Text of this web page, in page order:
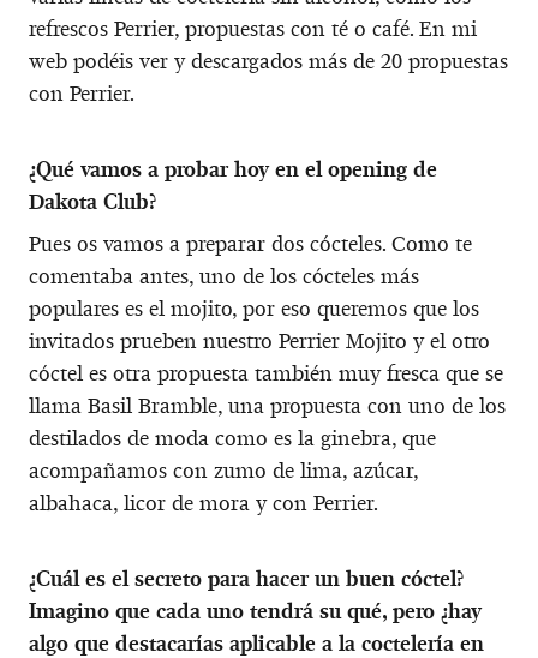
refrescos Perrier, propuestas con té o café. En mi
web podéis ver y descargados más de 20 propuestas
con Perrier.
¿Qué vamos a probar hoy en el opening de
Dakota Club?
Pues os vamos a preparar dos cócteles. Como te
comentaba antes, uno de los cócteles más
populares es el mojito, por eso queremos que los
invitados prueben nuestro Perrier Mojito y el otro
cóctel es otra propuesta también muy fresca que se
llama Basil Bramble, una propuesta con uno de los
destilados de moda como es la ginebra, que
acompañamos con zumo de lima, azúcar,
albahaca, licor de mora y con Perrier.
¿Cuál es el secreto para hacer un buen cóctel?
Imagino que cada uno tendrá su qué, pero ¿hay
algo que destacarías aplicable a la coctelería en